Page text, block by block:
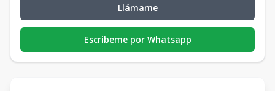
Llámame
Escribeme por Whatsapp